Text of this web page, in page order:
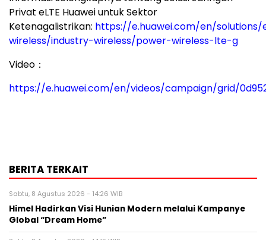
Privat eLTE Huawei untuk Sektor
Ketenagalistrikan: https://e.huawei.com/en/
wireless/industry-wireless/power-wireless-lte-g
Video：
https://e.huawei.com/en/videos/campaign/grid/
BERITA TERKAIT
Sabtu, 8 Agustus 2026 - 14:26 WIB
Himel Hadirkan Visi Hunian Modern melalui Kampanye
Global “Dream Home”